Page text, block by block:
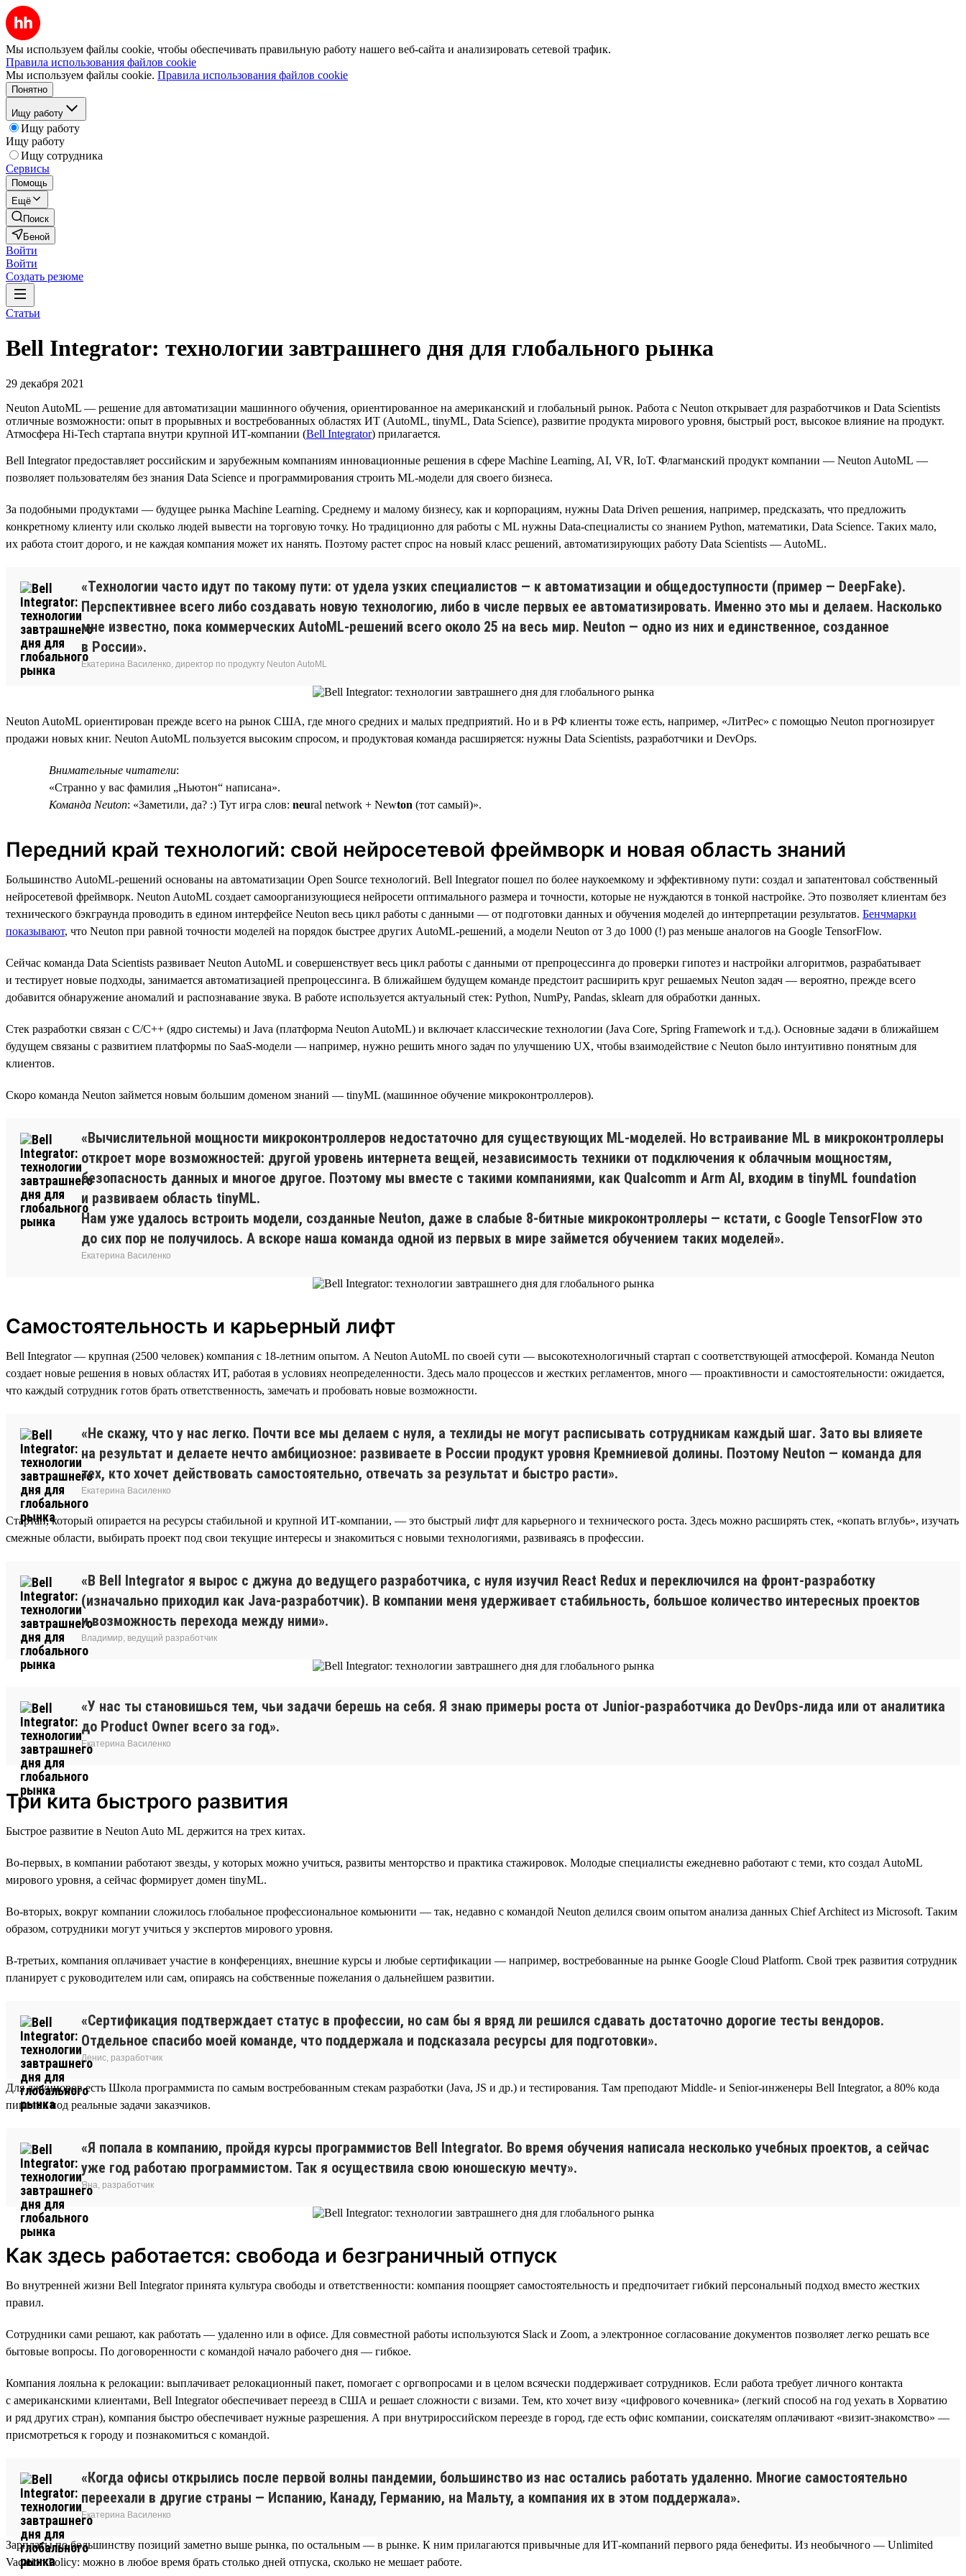
Мы используем файлы cookie, чтобы обеспечивать правильную работу нашего веб-сайта и анализировать сетевой трафик.
Правила использования файлов cookie
Мы используем файлы cookie. Правила использования файлов cookie
Понятно
Ищу работу
Ищу работу
Ищу работу
Ищу сотрудника
Сервисы
Помощь
Ещё
Поиск
Беной
Войти
Войти
Создать резюме
Статьи
Bell Integrator: технологии завтрашнего дня для глобального рынка
29 декабря 2021
Neuton AutoML — решение для автоматизации машинного обучения, ориентированное на американский и глобальный рынок. Работа с Neuton открывает для разработчиков и Data Scientists
отличные возможности: опыт в прорывных и востребованных областях ИТ (AutoML, tinyML, Data Science), развитие продукта мирового уровня, быстрый рост, высокое влияние на продукт.
Атмосфера Hi-Tech стартапа внутри крупной ИТ-компании (Bell Integrator) прилагается.
Bell Integrator предоставляет российским и зарубежным компаниям инновационные решения в сфере Machine Learning, AI, VR, IoT. Флагманский продукт компании — Neuton AutoML —
позволяет пользователям без знания Data Science и программирования строить ML-модели для своего бизнеса.
За подобными продуктами — будущее рынка Machine Learning. Среднему и малому бизнесу, как и корпорациям, нужны Data Driven решения, например, предсказать, что предложить
конкретному клиенту или сколько людей вывести на торговую точку. Но традиционно для работы с ML нужны Data-специалисты со знанием Python, математики, Data Science. Таких мало,
их работа стоит дорого, и не каждая компания может их нанять. Поэтому растет спрос на новый класс решений, автоматизирующих работу Data Scientists — AutoML.
«Технологии часто идут по такому пути: от удела узких специалистов — к автоматизации и общедоступности (пример — DeepFake).
Перспективнее всего либо создавать новую технологию, либо в числе первых ее автоматизировать. Именно это мы и делаем. Насколько
мне известно, пока коммерческих AutoML-решений всего около 25 на весь мир. Neuton — одно из них и единственное, созданное
в России».
Екатерина Василенко, директор по продукту Neuton AutoML
Neuton AutoML ориентирован прежде всего на рынок США, где много средних и малых предприятий. Но и в РФ клиенты тоже есть, например, «ЛитРес» с помощью Neuton прогнозирует
продажи новых книг. Neuton AutoML пользуется высоким спросом, и продуктовая команда расширяется: нужны Data Scientists, разработчики и DevOps.
Внимательные читатели:
«Странно у вас фамилия „Ньютон“ написана».
Команда Neuton: «Заметили, да? :) Тут игра слов: neural network + Newton (тот самый)».
Передний край технологий: свой нейросетевой фреймворк и новая область знаний
Большинство AutoML-решений основаны на автоматизации Open Source технологий. Bell Integrator пошел по более наукоемкому и эффективному пути: создал и запатентовал собственный
нейросетевой фреймворк. Neuton AutoML создает самоорганизующиеся нейросети оптимального размера и точности, которые не нуждаются в тонкой настройке. Это позволяет клиентам без
технического бэкграунда проводить в едином интерфейсе Neuton весь цикл работы с данными — от подготовки данных и обучения моделей до интерпретации результатов. Бенчмарки
показывают, что Neuton при равной точности моделей на порядок быстрее других AutoML-решений, а модели Neuton от 3 до 1000 (!) раз меньше аналогов на Google TensorFlow.
Сейчас команда Data Scientists развивает Neuton AutoML и совершенствует весь цикл работы с данными от препроцессинга до проверки гипотез и настройки алгоритмов, разрабатывает
и тестирует новые подходы, занимается автоматизацией препроцессинга. В ближайшем будущем команде предстоит расширить круг решаемых Neuton задач — вероятно, прежде всего
добавится обнаружение аномалий и распознавание звука. В работе используется актуальный стек: Python, NumPy, Pandas, sklearn для обработки данных.
Стек разработки связан с C/C++ (ядро системы) и Java (платформа Neuton AutoML) и включает классические технологии (Java Core, Spring Framework и т.д.). Основные задачи в ближайшем
будущем связаны с развитием платформы по SaaS-модели — например, нужно решить много задач по улучшению UX, чтобы взаимодействие с Neuton было интуитивно понятным для
клиентов.
Скоро команда Neuton займется новым большим доменом знаний — tinyML (машинное обучение микроконтроллеров).
«Вычислительной мощности микроконтроллеров недостаточно для существующих ML-моделей. Но встраивание ML в микроконтроллеры
откроет море возможностей: другой уровень интернета вещей, независимость техники от подключения к облачным мощностям,
безопасность данных и многое другое. Поэтому мы вместе с такими компаниями, как Qualcomm и Arm AI, входим в tinyML foundation
и развиваем область tinyML.
Нам уже удалось встроить модели, созданные Neuton, даже в слабые 8-битные микроконтроллеры — кстати, с Google TensorFlow это
до сих пор не получилось. А вскоре наша команда одной из первых в мире займется обучением таких моделей».
Екатерина Василенко
Самостоятельность и карьерный лифт
Bell Integrator — крупная (2500 человек) компания с 18-летним опытом. А Neuton AutoML по своей сути — высокотехнологичный стартап с соответствующей атмосферой. Команда Neuton
создает новые решения в новых областях ИТ, работая в условиях неопределенности. Здесь мало процессов и жестких регламентов, много — проактивности и самостоятельности: ожидается,
что каждый сотрудник готов брать ответственность, замечать и пробовать новые возможности.
«Не скажу, что у нас легко. Почти все мы делаем с нуля, а техлиды не могут расписывать сотрудникам каждый шаг. Зато вы влияете
на результат и делаете нечто амбициозное: развиваете в России продукт уровня Кремниевой долины. Поэтому Neuton — команда для
тех, кто хочет действовать самостоятельно, отвечать за результат и быстро расти».
Екатерина Василенко
Стартап, который опирается на ресурсы стабильной и крупной ИТ-компании, — это быстрый лифт для карьерного и технического роста. Здесь можно расширять стек, «копать вглубь», изучать
смежные области, выбирать проект под свои текущие интересы и знакомиться с новыми технологиями, развиваясь в профессии.
«В Bell Integrator я вырос с джуна до ведущего разработчика, с нуля изучил React Redux и переключился на фронт-разработку
(изначально приходил как Java-разработчик). В компании меня удерживает стабильность, большое количество интересных проектов
и возможность перехода между ними».
Владимир, ведущий разработчик
«У нас ты становишься тем, чьи задачи берешь на себя. Я знаю примеры роста от Junior-разработчика до DevOps-лида или от аналитика
до Product Owner всего за год».
Екатерина Василенко
Три кита быстрого развития
Быстрое развитие в Neuton Auto ML держится на трех китах.
Во-первых, в компании работают звезды, у которых можно учиться, развиты менторство и практика стажировок. Молодые специалисты ежедневно работают с теми, кто создал AutoML
мирового уровня, а сейчас формирует домен tinyML.
Во-вторых, вокруг компании сложилось глобальное профессиональное комьюнити — так, недавно с командой Neuton делился своим опытом анализа данных Chief Architect из Microsoft. Таким
образом, сотрудники могут учиться у экспертов мирового уровня.
В-третьих, компания оплачивает участие в конференциях, внешние курсы и любые сертификации — например, востребованные на рынке Google Cloud Platform. Свой трек развития сотрудник
планирует с руководителем или сам, опираясь на собственные пожелания о дальнейшем развитии.
«Сертификация подтверждает статус в профессии, но сам бы я вряд ли решился сдавать достаточно дорогие тесты вендоров.
Отдельное спасибо моей команде, что поддержала и подсказала ресурсы для подготовки».
Денис, разработчик
Для джуниоров есть Школа программиста по самым востребованным стекам разработки (Java, JS и др.) и тестирования. Там преподают Middle- и Senior-инженеры Bell Integrator, а 80% кода
пишется под реальные задачи заказчиков.
«Я попала в компанию, пройдя курсы программистов Bell Integrator. Во время обучения написала несколько учебных проектов, а сейчас
уже год работаю программистом. Так я осуществила свою юношескую мечту».
Яна, разработчик
Как здесь работается: свобода и безграничный отпуск
Во внутренней жизни Bell Integrator принята культура свободы и ответственности: компания поощряет самостоятельность и предпочитает гибкий персональный подход вместо жестких
правил.
Сотрудники сами решают, как работать — удаленно или в офисе. Для совместной работы используются Slack и Zoom, а электронное согласование документов позволяет легко решать все
бытовые вопросы. По договоренности с командой начало рабочего дня — гибкое.
Компания лояльна к релокации: выплачивает релокационный пакет, помогает с оргвопросами и в целом всячески поддерживает сотрудников. Если работа требует личного контакта
с американскими клиентами, Bell Integrator обеспечивает переезд в США и решает сложности с визами. Тем, кто хочет визу «цифрового кочевника» (легкий способ на год уехать в Хорватию
и ряд других стран), компания быстро обеспечивает нужные разрешения. А при внутрироссийском переезде в город, где есть офис компании, соискателям оплачивают «визит-знакомство» —
присмотреться к городу и познакомиться с командой.
«Когда офисы открылись после первой волны пандемии, большинство из нас остались работать удаленно. Многие самостоятельно
переехали в другие страны — Испанию, Канаду, Германию, на Мальту, а компания их в этом поддержала».
Екатерина Василенко
Зарплаты по большинству позиций заметно выше рынка, по остальным — в рынке. К ним прилагаются привычные для ИТ-компаний первого ряда бенефиты. Из необычного — Unlimited
Vacation Policy: можно в любое время брать столько дней отпуска, сколько не мешает работе.